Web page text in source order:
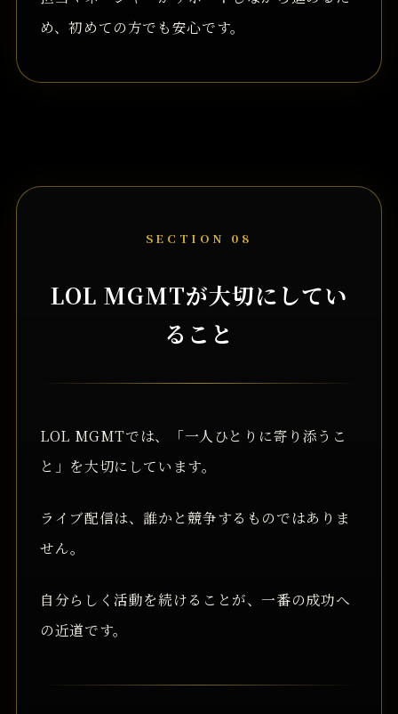
め、初めての方でも安心です。
SECTION 08
LOL MGMTが大切にしてい
ること
LOL MGMTでは、「一人ひとりに寄り添うこ
と」を大切にしています。
ライブ配信は、誰かと競争するものではありま
せん。
自分らしく活動を続けることが、一番の成功へ
の近道です。